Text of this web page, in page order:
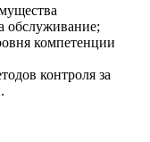
обслуживание;
компетенции
контроля за